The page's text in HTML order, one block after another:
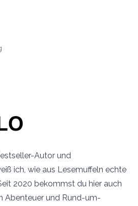
Autor und
ich, wie aus Lesemuffeln echte
2020 bekommst du hier auch
Abenteuer und Rund-um-